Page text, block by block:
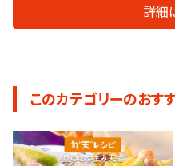
詳細
このカテゴリーのおす